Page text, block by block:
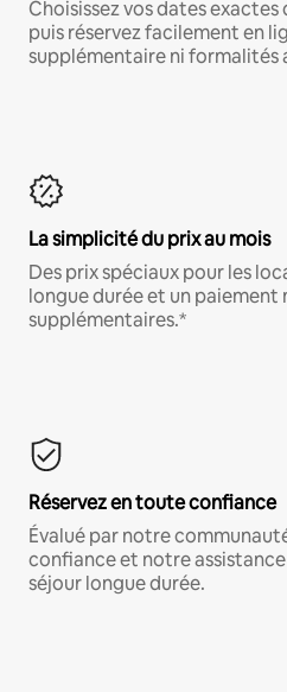
Choisissez vos dates
puis réservez facilement en
supplémentaire ni formalités
La simplicité du prix au mois
Des prix spéciaux pour les
longue durée et un paiement
supplémentaires.*
Réservez en toute confiance
Évalué par notre
confiance et notre
séjour longue durée.